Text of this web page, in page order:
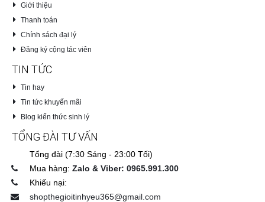
Giới thiệu
Thanh toán
Chính sách đại lý
Đăng ký cộng tác viên
TIN TỨC
Tin hay
Tin tức khuyến mãi
Blog kiến thức sinh lý
TỔNG ĐÀI TƯ VẤN
Tổng đài (7:30 Sáng - 23:00 Tối)
Mua hàng: Zalo & Viber: 0965.991.300
Khiếu nại:
shopthegioitinhyeu365@gmail.com